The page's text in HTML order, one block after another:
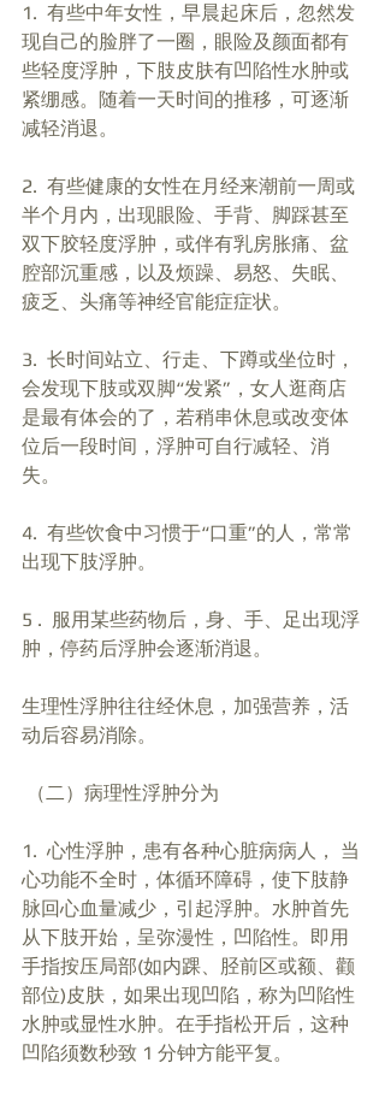
1.  有些中年女性，早晨起床后，忽然发
现自己的脸胖了一圈，眼险及颜面都有
些轻度浮肿，下肢皮肤有凹陷性水肿或
紧绷感。随着一天时间的推移，可逐渐
减轻消退。
2.  有些健康的女性在月经来潮前一周或
半个月内，出现眼险、手背、脚踩甚至
双下胶轻度浮肿，或伴有乳房胀痛、盆
腔部沉重感，以及烦躁、易怒、失眠、
疲乏、头痛等神经官能症症状。
3.  长时间站立、行走、下蹲或坐位时，
会发现下肢或双脚“发紧”，女人逛商店
是最有体会的了，若稍串休息或改变体
位后一段时间，浮肿可自行减轻、消
失。
4.  有些饮食中习惯于“口重”的人，常常
出现下肢浮肿。
5 .  服用某些药物后，身、手、足出现浮
肿，停药后浮肿会逐渐消退。
生理性浮肿往往经休息，加强营养，活
动后容易消除。
（二）病理性浮肿分为
1.  心性浮肿，患有各种心脏病病人， 当
心功能不全时，体循环障碍，使下肢静
脉回心血量减少，引起浮肿。水肿首先
从下肢开始，呈弥漫性，凹陷性。即用
手指按压局部(如内踝、胫前区或额、颧
部位)皮肤，如果出现凹陷，称为凹陷性
水肿或显性水肿。在手指松开后，这种
凹陷须数秒致 1 分钟方能平复。